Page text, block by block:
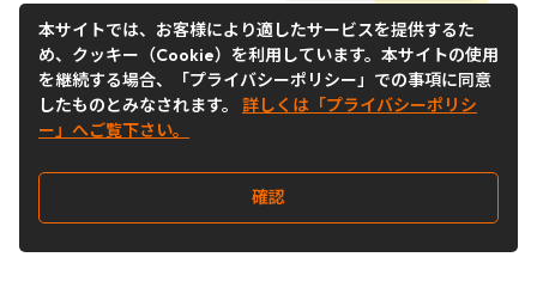
Step 2
「ショッピング代行」ページにから、
「さっそく注文する」をクリック👉
海外サイトの配送サービス地域に合わせ
て【Buy＆Shipの海外倉庫】を選択。倉
ご希望の商品を登録
本サイトでは、お客様により適したサービスを提供するた
め、クッキー（Cookie）を利用しています。本サイトの使用
を継続する場合、「プライバシーポリシー」での事項に同意
したものとみなされます。 詳しくは「プライバシーポリシ
ー」へご覧下さい。
確認